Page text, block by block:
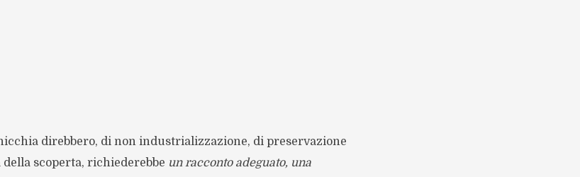
direbbero, di non industrializzazione, di preservazione
della scoperta, richiederebbe un racconto adeguato, una